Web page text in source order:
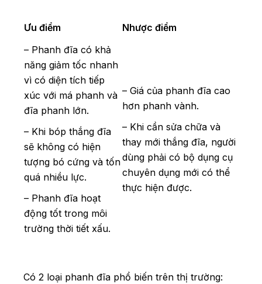
Ưu điểm
Nhược điểm
– Phanh đĩa có khả
năng giảm tốc nhanh
vì có diện tích tiếp
xúc với má phanh và
đĩa phanh lớn.
– Khi bóp thắng đĩa
sẽ không có hiện
tượng bó cứng và tốn
quá nhiều lực.
– Phanh đĩa hoạt
động tốt trong môi
trường thời tiết xấu.
– Giá của phanh đĩa cao
hơn phanh vành.
– Khi cần sửa chữa và
thay mới thắng đĩa, người
dùng phải có bộ dụng cụ
chuyên dụng mới có thể
thực hiện được.
Có 2 loại phanh đĩa phổ biến trên thị trường: